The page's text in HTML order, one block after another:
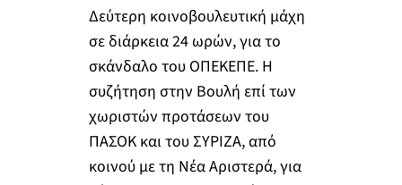
Δεύτερη κοινοβουλευτική μάχη
σε διάρκεια 24 ωρών, για το
σκάνδαλο του ΟΠΕΚΕΠΕ. Η
συζήτηση στην Βουλή επί των
χωριστών προτάσεων του
ΠΑΣΟΚ και του ΣΥΡΙΖΑ, από
κοινού με τη Νέα Αριστερά, για